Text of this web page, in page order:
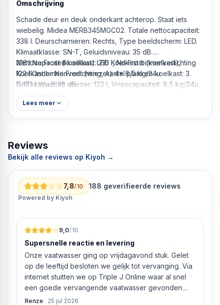
Omschrijving
Schade deur en deuk onderkant achterop. Staat iets
wiebelig. Midea MERB345MGC02. Totale nettocapaciteit:
338 l. Deurscharnieren: Rechts, Type beeldscherm: LED.
Klimaatklasse: SN-T, Geluidsniveau: 35 dB.
Nettocapaciteit koelkast: 216 l, No Frost (koelkast),
Koelkast binnenverlichting, Aantal planken koelkast: 3.
Nettocapaciteit vriezer: 122 l, Vriescapaciteit: 8,5 kg/24u,
No Frost (vriezer). Energie-efficiëntieklasse: C, Jaarlijks
energieverbruik: 171 kWu. Kleur van het product:
Roestvrijstaal Roestvrijstaal Vrijstaand 338 l
216 l No Frost (koelkast) LED Koelkast binnenverlichting
122 l Onder No Frost (vriezer) 4* 8,5 kg/24u
C 171 kWu B 35 dB
Lees meer
Reviews
Bekijk alle reviews op Kiyoh →
7,8/10 188 geverifieerde reviews
Powered by Kiyoh
9,0/10
Supersnelle reactie en levering
Onze vaatwasser ging op vrijdagavond stuk. Gelet
op de leeftijd besloten we gelijk tot vervanging. Via
internet stuitten we op Triple J Online waar al snel
een goede vervangende vaatwasser gevonden
werd. ‘s Ochtends even gebeld met de
Renze · 25 jul 2026